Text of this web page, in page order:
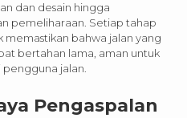
dan desain hingga
pemeliharaan. Setiap tahap
bahwa jalan yang
bertahan lama, aman untuk
jalan.
Pengaspalan